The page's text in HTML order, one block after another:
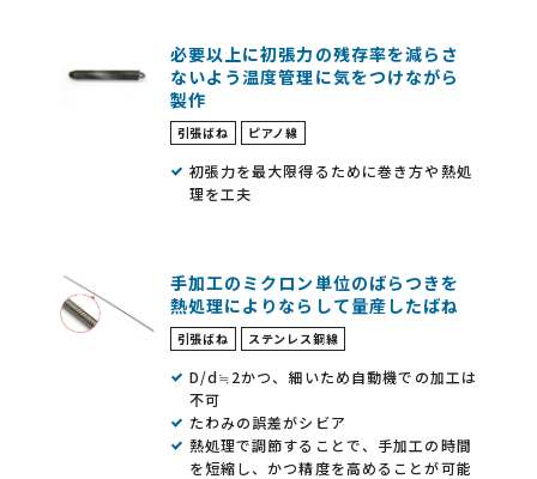
必要以上に初張力の残存率を減らさ
ないよう温度管理に気をつけながら
製作
引張ばね ピアノ線
初張力を最大限得るために巻き方や熱処
理を工夫
手加工のミクロン単位のばらつきを
熱処理によりならして量産したばね
引張ばね ステンレス鋼線
D/d≒2かつ、細いため自動機での加工は
不可
たわみの誤差がシビア
熱処理で調節することで、手加工の時間
を短縮し、かつ精度を高めることが可能